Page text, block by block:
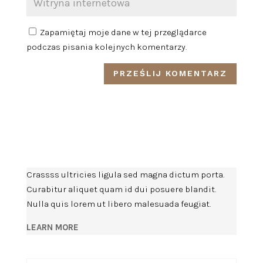
Zapamiętaj moje dane w tej przeglądarce
podczas pisania kolejnych komentarzy.
Crassss ultricies ligula sed magna dictum porta.
Curabitur aliquet quam id dui posuere blandit.
Nulla quis lorem ut libero malesuada feugiat.
LEARN MORE